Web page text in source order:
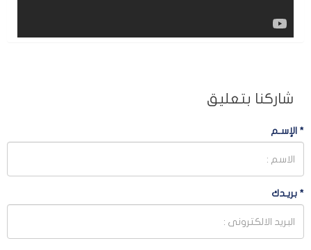
شاركنا بتعليق
* الإسـم
* بريـدك